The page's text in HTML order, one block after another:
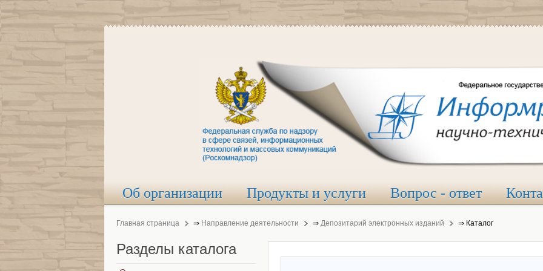
Об организации Продукты и услуги Вопрос - ответ
Главная страница ⇒ Направление деятельности ⇒ Депозитарий электронных изданий ⇒ Каталог
Разделы каталога